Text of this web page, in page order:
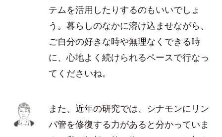
テムを活用したりするのもいいでしょ
う。暮らしのなかに溶け込ませながら、
ご自分の好きな時や無理なくできる時
に、心地よく続けられるペースで行なっ
てくださいね。
また、近年の研究では、シナモンにリン
パ管を修復する力があると分かっていま